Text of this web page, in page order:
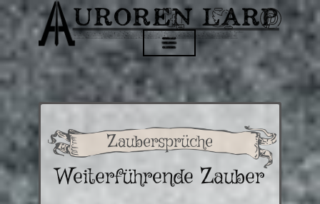
Zaubersprüche
Weiterführende Zauber